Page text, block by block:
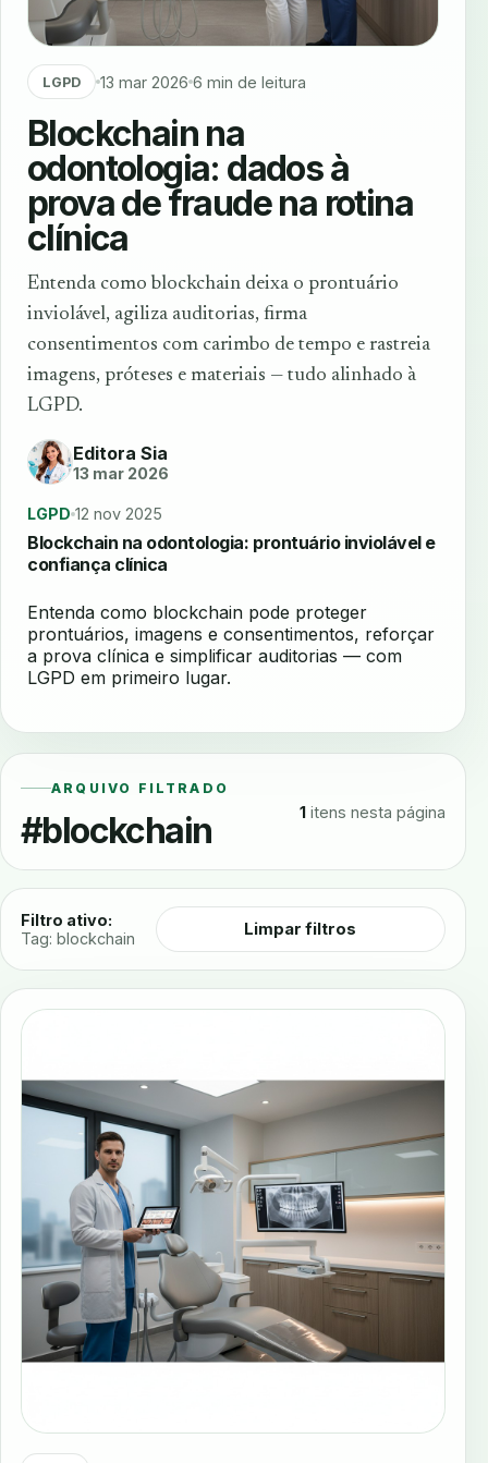
LGPD 13 mar 2026 6 min de leitura
Blockchain na
odontologia: dados à
prova de fraude na rotina
clínica
Entenda como blockchain deixa o prontuário
inviolável, agiliza auditorias, firma
consentimentos com carimbo de tempo e rastreia
imagens, próteses e materiais — tudo alinhado à
LGPD.
Editora Sia
13 mar 2026
LGPD 12 nov 2025
Blockchain na odontologia: prontuário inviolável e
confiança clínica
Entenda como blockchain pode proteger
prontuários, imagens e consentimentos, reforçar
a prova clínica e simplificar auditorias — com
LGPD em primeiro lugar.
ARQUIVO FILTRADO
#blockchain 1 itens nesta página
Filtro ativo:
Tag: blockchain
Limpar filtros